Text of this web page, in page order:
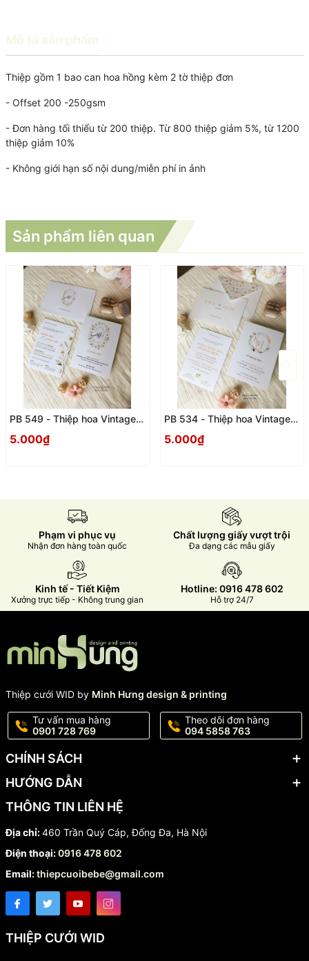
Mô tả sản phẩm
Thiệp gồm 1 bao can hoa hồng kèm 2 tờ thiệp đơn
- Offset 200 -250gsm
- Đơn hàng tối thiểu từ 200 thiệp. Từ 800 thiệp giảm 5%, từ 1200
thiệp giảm 10%
- Không giới hạn số nội dung/miễn phí in ảnh
Sản phẩm liên quan
PB 549 - Thiệp hoa Vintage
5.000₫
PB 534 - Thiệp hoa Vintage
5.000₫
Phạm vi phục vụ
Nhận đơn hàng toàn quốc
Chất lượng giấy vượt trội
Đa dạng các mẫu giấy
Kinh tế - Tiết Kiệm
Xưởng trực tiếp - Không trung gian
Hotline: 0916 478 602
Hỗ trợ 24/7
Thiệp cưới WID by Minh Hưng design & printing
Tư vấn mua hàng
0901 728 769
Theo dõi đơn hàng
094 5858 763
CHÍNH SÁCH
HƯỚNG DẪN
THÔNG TIN LIÊN HỆ
Địa chỉ:460 Trần Quý Cáp, Đống Đa, Hà Nội
Điện thoại:0916 478 602
Email:thiepcuoibebe@gmail.com
THIỆP CƯỚI WID